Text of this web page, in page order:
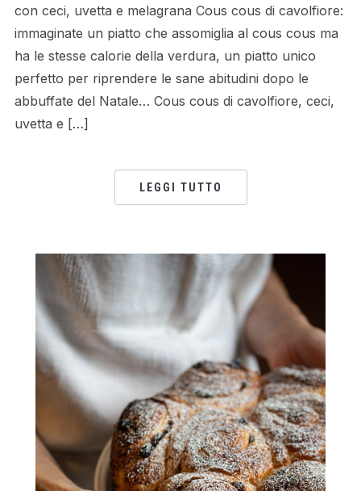
con ceci, uvetta e melagrana Cous cous di cavolfiore:
immaginate un piatto che assomiglia al cous cous ma
ha le stesse calorie della verdura, un piatto unico
perfetto per riprendere le sane abitudini dopo le
abbuffate del Natale… Cous cous di cavolfiore, ceci,
uvetta e […]
LEGGI TUTTO